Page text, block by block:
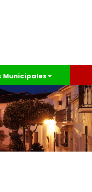
Municipales